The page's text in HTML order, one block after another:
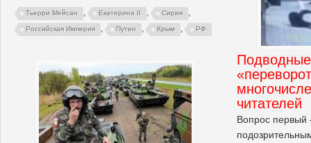
Тьерри Мейсан , Екатерина II , Сирия ,
Российская Империя , Путин , Крым , РФ
читателей
Вопрос